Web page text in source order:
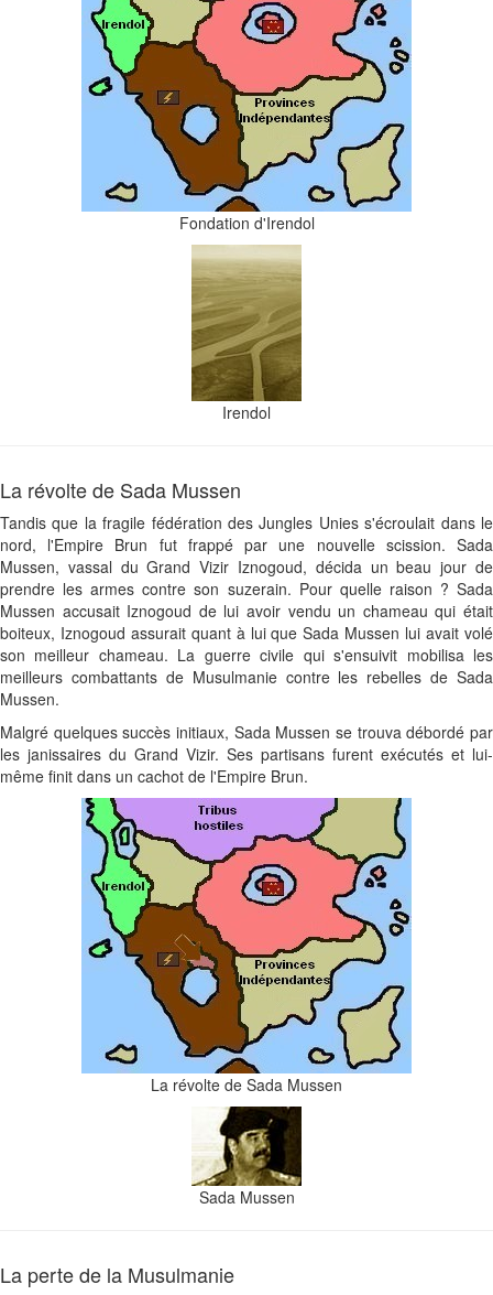
Fondation d'Irendol
Irendol
La révolte de Sada Mussen
Tandis que la fragile fédération des Jungles Unies s'écroulait dans le
nord, l'Empire Brun fut frappé par une nouvelle scission. Sada
Mussen, vassal du Grand Vizir Iznogoud, décida un beau jour de
prendre les armes contre son suzerain. Pour quelle raison ? Sada
Mussen accusait Iznogoud de lui avoir vendu un chameau qui était
boiteux, Iznogoud assurait quant à lui que Sada Mussen lui avait volé
son meilleur chameau. La guerre civile qui s'ensuivit mobilisa les
meilleurs combattants de Musulmanie contre les rebelles de Sada
Mussen.
Malgré quelques succès initiaux, Sada Mussen se trouva débordé par
les janissaires du Grand Vizir. Ses partisans furent exécutés et lui-
même finit dans un cachot de l'Empire Brun.
La révolte de Sada Mussen
Sada Mussen
La perte de la Musulmanie